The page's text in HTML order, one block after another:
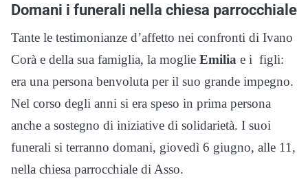
Domani i funerali nella chiesa parrocchiale
Tante le testimonianze d’affetto nei confronti di Ivano
Corà e della sua famiglia, la moglie Emilia e i figli:
era una persona benvoluta per il suo grande impegno.
Nel corso degli anni si era speso in prima persona
anche a sostegno di iniziative di solidarietà. I suoi
funerali si terranno domani, giovedì 6 giugno, alle 11,
nella chiesa parrocchiale di Asso.